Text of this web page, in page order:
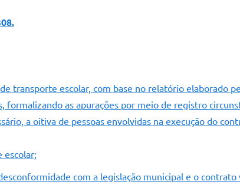
transporte escolar, com base no relatório elaborado
formalizando as apurações por meio de registro
a oitiva de pessoas envolvidas na execução do
escolar;
com a legislação municipal e o contrato